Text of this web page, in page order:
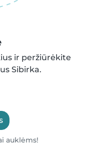
ir peržiūrėkite
Sibirka.
auklėms!